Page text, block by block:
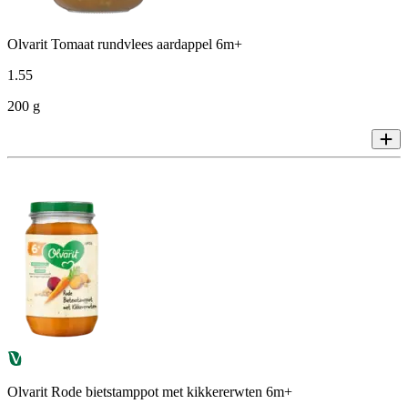
Olvarit Tomaat rundvlees aardappel 6m+
1.55
200 g
Olvarit Rode bietstamppot met kikkererwten 6m+